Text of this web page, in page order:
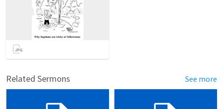
Related Sermons See more